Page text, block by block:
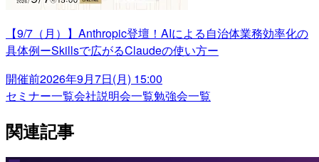
【9/7（月）】Anthropic登壇！AIによる自治体業務効率化の
具体例ーSkillsで広がるClaudeの使い方ー
開催前2026年9月7日(月) 15:00
セミナー一覧会社説明会一覧勉強会一覧
関連記事